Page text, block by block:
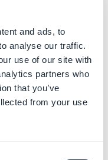
and ads, to
analyse our traffic.
use of our site with
partners who
that you’ve
from your use
produit. Remplissez
page, reportez-